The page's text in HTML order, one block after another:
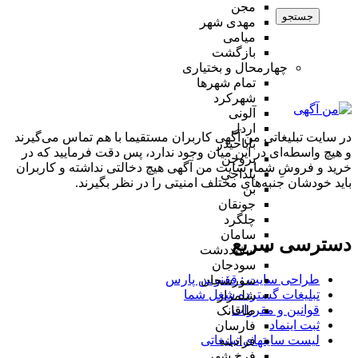
مجن
مهدی شهر
میامی
بازگشت
چهارمحال و بختیاری
تمام شهر‌ها
شهرکرد
آلونی
اردل
باباحیدر
بروجن
بلداجی
بن
جونقان
چلگرد
سامان
سفیددشت
سودجان
سورشجان
شلمزار
طاقانک
فارسان
فرادبنه
جستجو
در سایت تبلیغاتی من آگهی کاربران مستقیما با هم تماس می‌گیرند
و هیچ واسطه‌ای در این میان وجود ندارد، پس دقت فرمایید که در
خرید و فروشِ شما، سایت من آگهی هیچ دخالتی نداشته و کاربران
باید خودشان جنبه‌های مختلف امنیتی را در نظر بگیرند.
دسترسی سریع
طراحی سایت :‌ ققنوس پارس
تبلیغات گسترده شغل شما
قوانین و مقررات
ثبت اینماد
لیست سایتهای تبلیغاتی